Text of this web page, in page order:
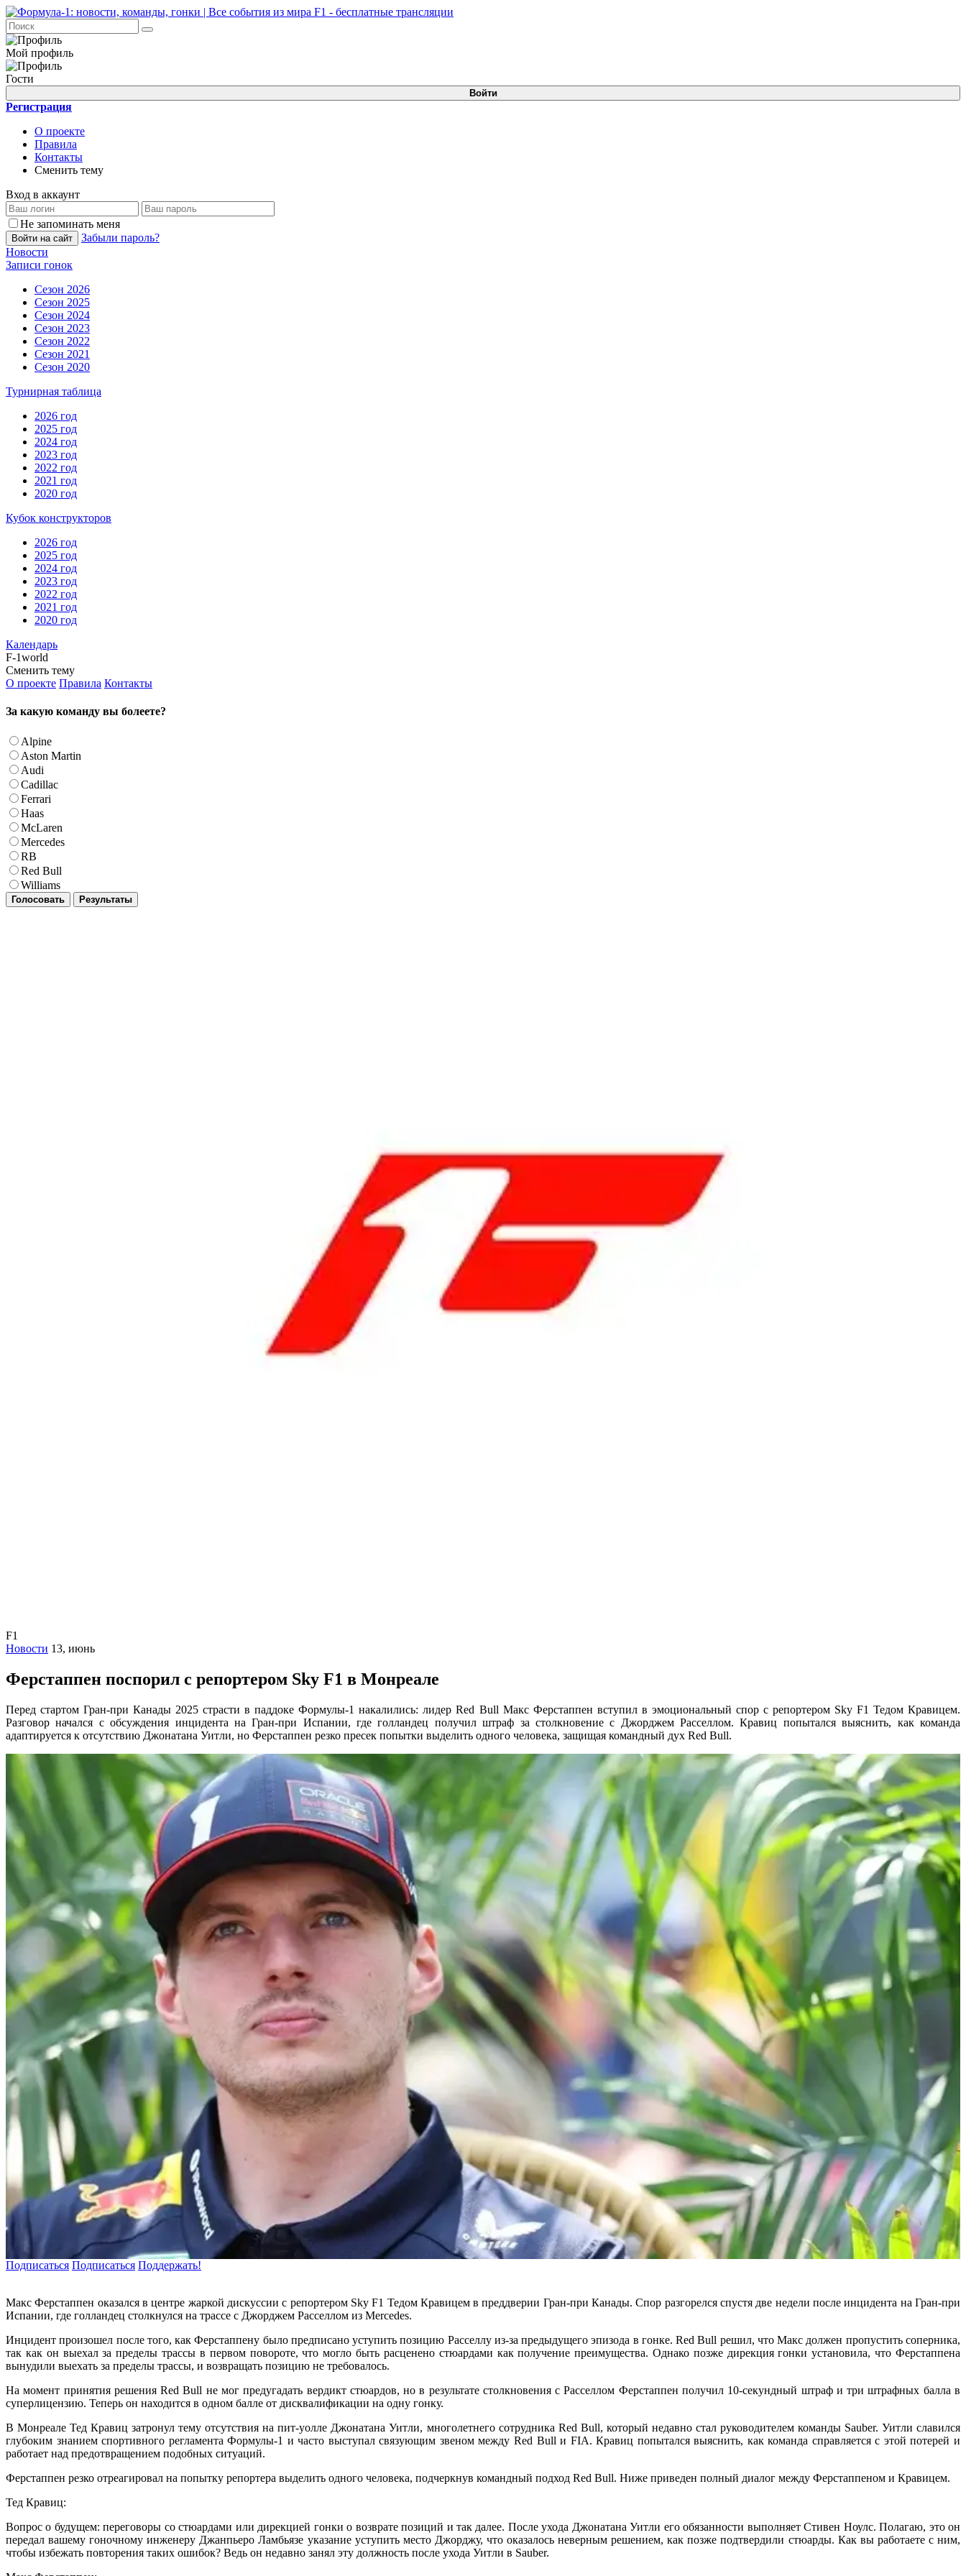
Мой профиль
Гости
Войти
Регистрация
О проекте
Правила
Контакты
Сменить тему
Вход в аккаунт
Не запоминать меня
Войти на сайт
Забыли пароль?
Новости
Записи гонок
Сезон 2026
Сезон 2025
Сезон 2024
Сезон 2023
Сезон 2022
Сезон 2021
Сезон 2020
Турнирная таблица
2026 год
2025 год
2024 год
2023 год
2022 год
2021 год
2020 год
Кубок конструкторов
2026 год
2025 год
2024 год
2023 год
2022 год
2021 год
2020 год
Календарь
F-1world
Сменить тему
О проекте Правила Контакты
За какую команду вы болеете?
Alpine
Aston Martin
Audi
Cadillac
Ferrari
Haas
McLaren
Mercedes
RB
Red Bull
Williams
Голосовать Результаты
F1
Новости 13, июнь
Ферстаппен поспорил с репортером Sky F1 в Монреале
Перед стартом Гран-при Канады 2025 страсти в паддоке Формулы-1 накалились: лидер Red Bull Макс Ферстаппен вступил в эмоциональный спор с репортером Sky F1 Тедом Кравицем.
Разговор начался с обсуждения инцидента на Гран-при Испании, где голландец получил штраф за столкновение с Джорджем Расселлом. Кравиц попытался выяснить, как команда
адаптируется к отсутствию Джонатана Уитли, но Ферстаппен резко пресек попытки выделить одного человека, защищая командный дух Red Bull.
Подписаться Подписаться Поддержать!
Макс Ферстаппен оказался в центре жаркой дискуссии с репортером Sky F1 Тедом Кравицем в преддверии Гран-при Канады. Спор разгорелся спустя две недели после инцидента на Гран-при
Испании, где голландец столкнулся на трассе с Джорджем Расселлом из Mercedes.
Инцидент произошел после того, как Ферстаппену было предписано уступить позицию Расселлу из-за предыдущего эпизода в гонке. Red Bull решил, что Макс должен пропустить соперника,
так как он выехал за пределы трассы в первом повороте, что могло быть расценено стюардами как получение преимущества. Однако позже дирекция гонки установила, что Ферстаппена
вынудили выехать за пределы трассы, и возвращать позицию не требовалось.
На момент принятия решения Red Bull не мог предугадать вердикт стюардов, но в результате столкновения с Расселлом Ферстаппен получил 10-секундный штраф и три штрафных балла в
суперлицензию. Теперь он находится в одном балле от дисквалификации на одну гонку.
В Монреале Тед Кравиц затронул тему отсутствия на пит-уолле Джонатана Уитли, многолетнего сотрудника Red Bull, который недавно стал руководителем команды Sauber. Уитли славился
глубоким знанием спортивного регламента Формулы-1 и часто выступал связующим звеном между Red Bull и FIA. Кравиц попытался выяснить, как команда справляется с этой потерей и
работает над предотвращением подобных ситуаций.
Ферстаппен резко отреагировал на попытку репортера выделить одного человека, подчеркнув командный подход Red Bull. Ниже приведен полный диалог между Ферстаппеном и Кравицем.
Тед Кравиц:
Вопрос о будущем: переговоры со стюардами или дирекцией гонки о возврате позиций и так далее. После ухода Джонатана Уитли его обязанности выполняет Стивен Ноулс. Полагаю, это он
передал вашему гоночному инженеру Джанпьеро Ламбьязе указание уступить место Джорджу, что оказалось неверным решением, как позже подтвердили стюарды. Как вы работаете с ним,
чтобы избежать повторения таких ошибок? Ведь он недавно занял эту должность после ухода Уитли в Sauber.